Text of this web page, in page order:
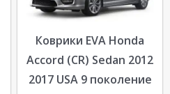
Коврики EVA Honda
Accord (CR) Sedan 2012
2017 USA 9 поколение